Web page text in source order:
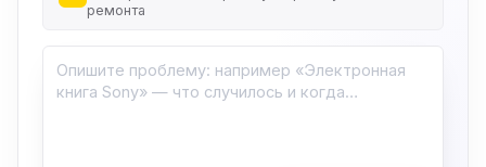
ремонта